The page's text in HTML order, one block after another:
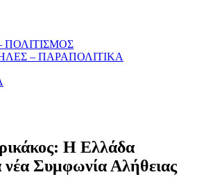
ΠΟΛΙΤΙΣΜΟΣ
– ΠΑΡΑΠΟΛΙΤΙΚΑ
Η Ελλάδα
νέα Συμφωνία Αλήθειας